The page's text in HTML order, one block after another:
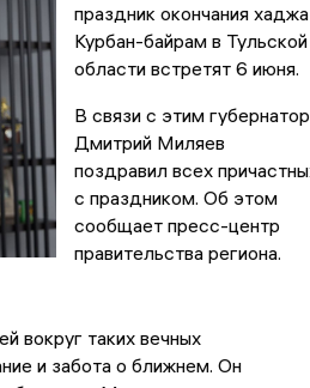
праздник окончания хаджа
Курбан-байрам в Тульской
области встретят 6 июня.
В связи с этим губернатор
Дмитрий Миляев
поздравил всех
с праздником. Об этом
сообщает пресс-центр
правительства региона.
вокруг таких вечных
и забота о ближнем. Он